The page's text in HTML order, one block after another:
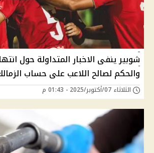
شوبير ينفى الاخبار المتداولة حول
والحكم لصالح اللاعب على حساب
الثلاثاء 07/أكتوبر/2025 - 01:43 م